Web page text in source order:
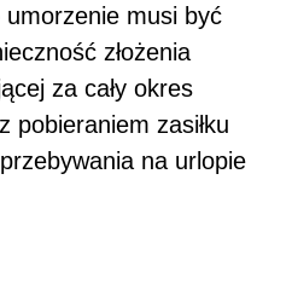
umorzenie musi być
złożenia
za cały okres
pobieraniem zasiłku
na urlopie